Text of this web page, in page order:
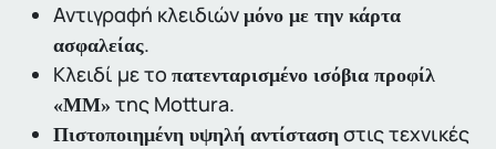
Αντιγραφή κλειδιών μόνο με την κάρτα
ασφαλείας.
Κλειδί με το πατενταρισμένο ισόβια προφίλ
«ΜΜ» της Mottura.
Πιστοποιημένη υψηλή αντίσταση στις τεχνικές